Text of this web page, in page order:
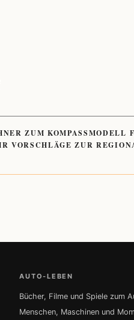
ZUM KOMPASSMODELL
VORSCHLÄGE ZUR
AUTO-LEBEN
Bücher, Filme und Spiele zum
Menschen, Maschinen und